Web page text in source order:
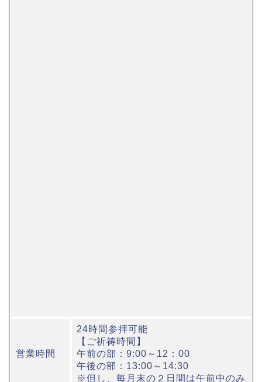
営業時間
24時間参拝可能
【ご祈祷時間】
午前の部：9:00～12：00
午後の部：13:00～14:30
※但し、毎月末の２日間は午前中のみ